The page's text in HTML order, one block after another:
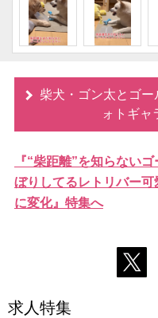
柴犬・ゴン太とゴ
ォトギャ
『“柴距離”を知らない
ぼりしてるレトリバー
に変化』特集へ
求人特集